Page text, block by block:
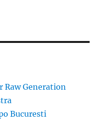
Generation
Bucuresti